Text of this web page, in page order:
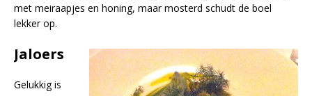
met meiraapjes en honing, maar mosterd schudt de boel
lekker op.
Jaloers
Gelukkig is